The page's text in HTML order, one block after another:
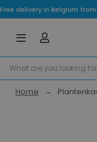
Free delivery in Belgium
Home